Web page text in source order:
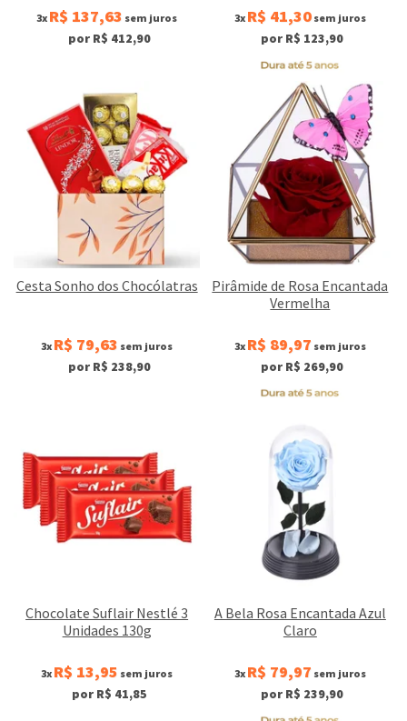
3x R$ 137,63 sem juros
por R$ 412,90
3x R$ 41,30sem juros
por R$ 123,90
Cesta Sonho dos Chocólatras
3x R$ 79,63 sem juros
por R$ 238,90
Pirâmide de Rosa Encantada
Vermelha
3x R$ 89,97 sem juros
por R$ 269,90
Chocolate Suflair Nestlé 3
Unidades 130g
3x R$ 13,95 sem juros
por R$ 41,85
A Bela Rosa Encantada Azul
Claro
3x R$ 79,97 sem juros
por R$ 239,90